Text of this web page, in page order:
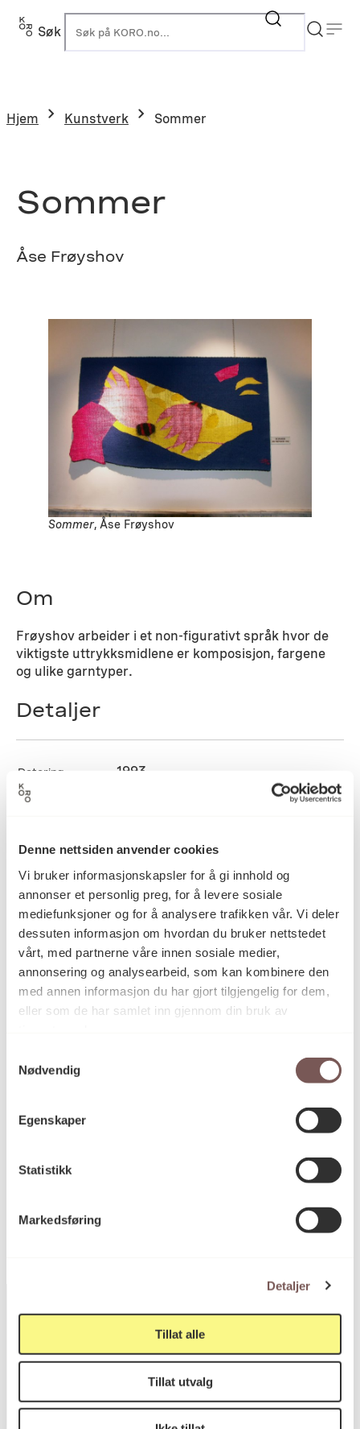
Denne nettsiden anvender cookies
Vi bruker informasjonskapsler for å gi innhold og
annonser et personlig preg, for å levere sosiale
mediefunksjoner og for å analysere trafikken vår. Vi deler
dessuten informasjon om hvordan du bruker nettstedet
vårt, med partnerne våre innen sosiale medier,
annonsering og analysearbeid, som kan kombinere den
med annen informasjon du har gjort tilgjengelig for dem,
eller som de har samlet inn gjennom din bruk av
Nødvendig
Egenskaper
Statistikk
Markedsføring
Detaljer
Tillat alle
Tillat utvalg
Hopp
Søk
Hjem Kunstverk Sommer
Sommer
Åse Frøyshov
Sommer, Åse Frøyshov
Om
Frøyshov arbeider i et non-figurativt språk hvor de
viktigste uttrykksmidlene er komposisjon, fargene
og ulike garntyper.
Detaljer
Datering 1993
Tekstil
Teknikk og
Billedvev
Postadresse